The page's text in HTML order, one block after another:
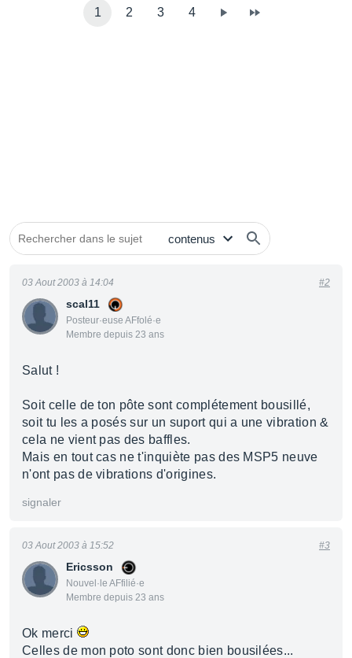
1 2 3 4
scal11
Posteur·euse AFfolé·e
Membre depuis 23 ans
03 Aout 2003 à 14:04 #2
Salut !
Soit celle de ton pôte sont complétement bousillé,
soit tu les a posés sur un suport qui a une vibration &
cela ne vient pas des baffles.
Mais en tout cas ne t'inquiète pas des MSP5 neuve
n'ont pas de vibrations d'origines.
signaler
Ericsson
Nouvel·le AFfilié·e
Membre depuis 23 ans
03 Aout 2003 à 15:52 #3
Ok merci
Celles de mon poto sont donc bien bousilées...